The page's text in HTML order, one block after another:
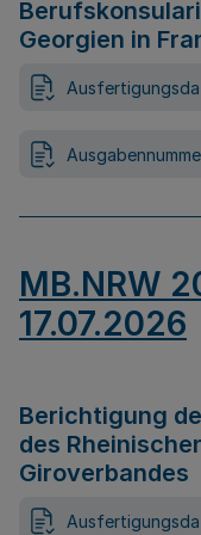
Georgien in
MB.NRW
17.07.2026
Berichtigung
des
Giroverbandes